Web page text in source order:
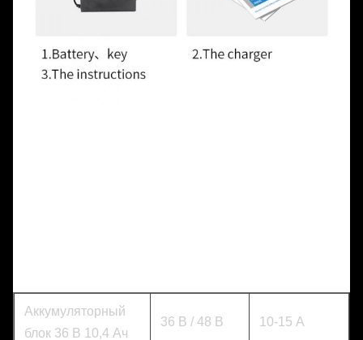
Аккумуляторный
блок 36 В 10,4 Ач
36 В / 48 В 10-15 А